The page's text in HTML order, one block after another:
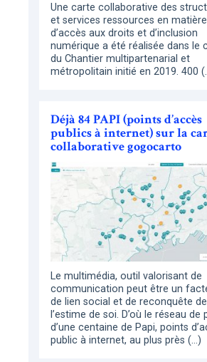
Une carte collaborative des
et services ressources en matière
d’accès aux droits et d’inclusion
numérique a été réalisée dans le
du Chantier multipartenarial et
métropolitain initié en 2019. 400
Déjà 84 PAPI (points d’accès
publics à internet) sur la
collaborative gogocarto
Le multimédia, outil valorisant de
communication peut être un
de lien social et de reconquête de
l’estime de soi. D’où le réseau de
d’une centaine de Papi, points
public à internet, au plus près (…)